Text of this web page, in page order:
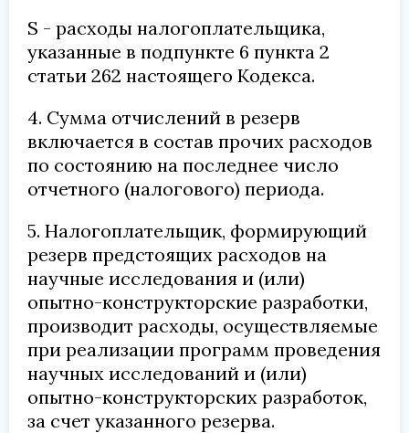
S - расходы налогоплательщика,
указанные в подпункте 6 пункта 2
статьи 262 настоящего Кодекса.
4. Сумма отчислений в резерв
включается в состав прочих расходов
по состоянию на последнее число
отчетного (налогового) периода.
5. Налогоплательщик, формирующий
резерв предстоящих расходов на
научные исследования и (или)
опытно-конструкторские разработки,
производит расходы, осуществляемые
при реализации программ проведения
научных исследований и (или)
опытно-конструкторских разработок,
за счет указанного резерва.